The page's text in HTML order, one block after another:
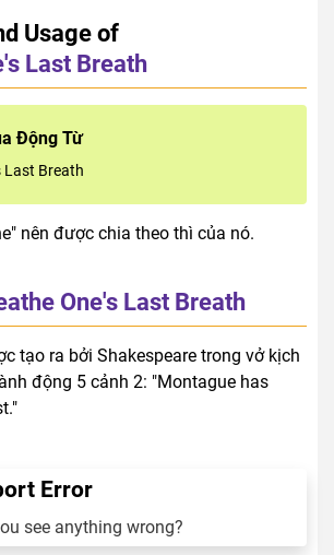
Usage of
Last Breath
Động Từ
Last Breath
nên được chia theo thì của nó.
One's Last Breath
tạo ra bởi Shakespeare trong vở kịch
động 5 cảnh 2: "Montague has
Error
see anything wrong?